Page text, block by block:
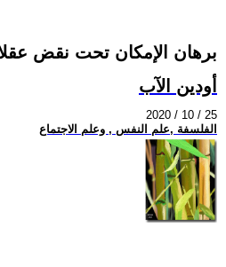
برهان الإمكان تحت نقض
أودين الآب
2020 / 10 / 25
الفلسفة ,علم النفس , وعلم الاجتماع